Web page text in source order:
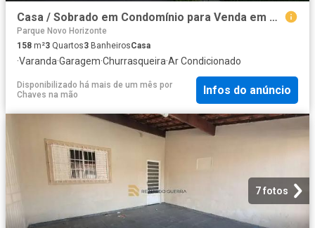
Casa / Sobrado em Condomínio para Venda em São José dos Campos/SP Condomínio Residencial Floresta 3 Quartos
Parque Novo Horizonte
158 m²3 Quartos3 BanheirosCasa
·Varanda·Garagem·Churrasqueira·Ar Condicionado
Disponibilizado há mais de um mês por
Chaves na mão
Infos do anúncio
7 fotos